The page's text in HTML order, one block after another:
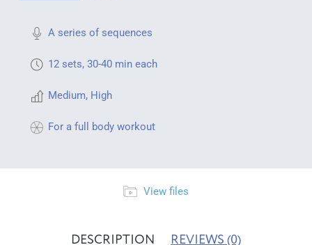
A series of sequences
12 sets, 30-40 min each
Medium, High
For a full body workout
View files
DESCRIPTION REVIEWS (0)